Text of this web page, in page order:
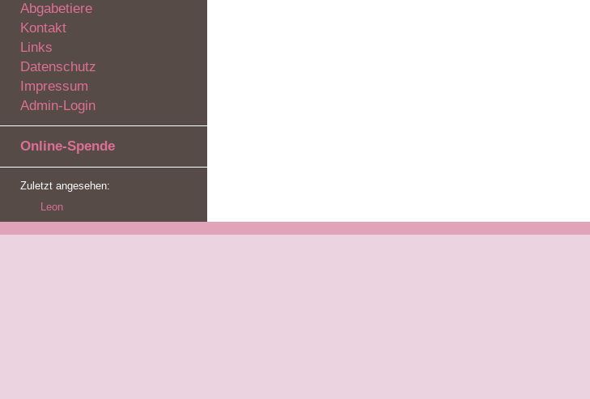
Abgabetiere
Kontakt
Links
Datenschutz
Impressum
Admin-Login
Online-Spende
Zuletzt angesehen:
Leon